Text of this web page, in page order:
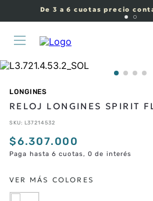
De 3 a 6 cuotas precio
LONGINES
RELOJ LONGINES SPIRIT
SKU: L37214532
$6.307.000
Paga hasta 6 cuotas, 0 de interés